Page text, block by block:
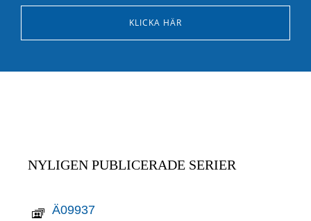
KLICKA HÄR
NYLIGEN PUBLICERADE SERIER
Ä09937